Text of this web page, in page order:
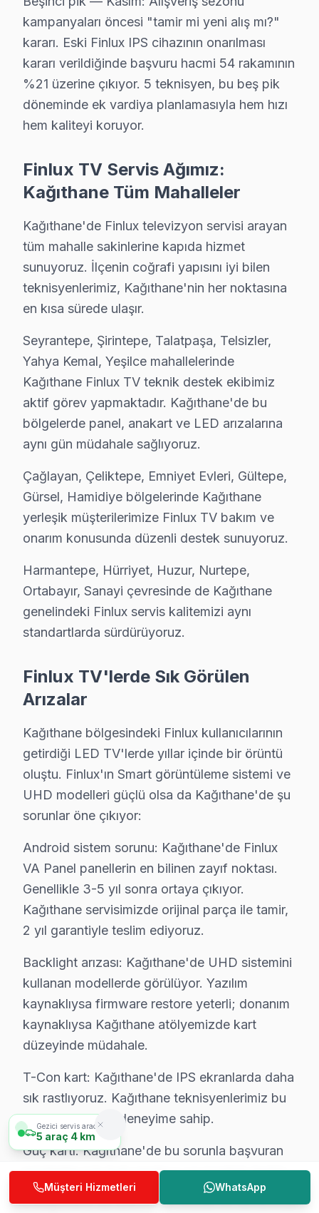
• Kağıthane'den komşu ilçelere hızlı erişim
• Kağıthane'de toplu konut ve site anlaşmaları mevcut
Kağıthane'da Finlux teknik desteği arıyorsanız, aynı
Kağıthane'da Finlux TV Bakım Rehberi –
Finlux televizyon'nizin performansını yıllarca
• Ekran parlaklığını Kağıthane'de ortam ışığına
• Kağıthane'de nem ve soğuk ortamlardan ekran'nizi
• Kağıthane'de orijinal güç kablosu ve adaptör
• Kağıthane'de günlük kullanımda standby yerine
• Uzaktan kumanda pilleri Kağıthane'de 6 ayda bir
Bu önerileri uygulayarak Kağıthane'da Finlux
Şeffaf Fiyatlandırma ve Müşteri Memnuniyeti
Servis sürecinin başından sonuna kadar şeffaf fiyat
Ücretsiz Arıza Tespiti: Kağıthane'de arıza tespiti
Şeffaf Fiyat Teklifi: Hangi bileşenlerin değişeceğini,
Garantili Servis Avantajı: 6 ay-2 yıl garanti ile aynı
Kağıthane Finlux Mevsimsel Servis Verisi
Kağıthane'de Finlux LED TV servis talebinin
Metro ve Otobüs hatları güzergahındaki trafik
Finlux parça tedariki açısından da Kağıthane'ye
Kağıthane Finlux TV Servisi – Sık Sorulan
S: Kağıthane'de sabah aradığımda aynı gün servis
S: Kağıthane'de servis ücreti ödenmesine nasıl karar
C: Kağıthane servisimizde arıza tespiti sonrası,
C: Tamir tamamlandıktan sonra. Belgede yapılan
S: Kağıthane'de tamir sırasında başka sorun
C: Kağıthane müşterisine haber verilerek, ek
S: Kağıthane'de televizyon paneli'yi servis atölyesine
S: Kağıthane'de arıza giderme sonrası problem
C: Kağıthane servisimizde garanti süresi içinde aynı
S: Kağıthane'de Finlux ekran'lerde en sık
C: Kağıthane servisimizde Finlux VIDAA uygulama
C: Kağıthane'de Finlux 4K modeli modelinde VIDAA
S: Kağıthane'de Finlux panel Smart arayüzü
C: Kağıthane servisimize başvurmadan önce şunları
Kağıthane'de Finlux Hizmete Nasıl Ulaşılır?
Kağıthane sakinleri için Finlux televizyon servisi her
Telefon: 0850 811 14 36
• Kağıthane'de WhatsApp üzerinden de destek
• Kağıthane genelinde aynı gün Finlux televizyon
• Kağıthane'ye belirlenen saatte söz konusu model
Kağıthane Yerinde Servis Detayları: Kağıthane'de
kampanyaları öncesi "tamir mi yeni alış mı?"
kararı. Eski Finlux IPS cihazının onarılması
kararı verildiğinde başvuru hacmi 54 rakamının
%21 üzerine çıkıyor. 5 teknisyen, bu beş pik
döneminde ek vardiya planlamasıyla hem hızı
hem kaliteyi koruyor.
Finlux TV Servis Ağımız:
Kağıthane Tüm Mahalleler
Kağıthane'de Finlux televizyon servisi arayan
tüm mahalle sakinlerine kapıda hizmet
sunuyoruz. İlçenin coğrafi yapısını iyi bilen
teknisyenlerimiz, Kağıthane'nin her noktasına
en kısa sürede ulaşır.
Seyrantepe, Şirintepe, Talatpaşa, Telsizler,
Yahya Kemal, Yeşilce mahallelerinde
Kağıthane Finlux TV teknik destek ekibimiz
aktif görev yapmaktadır. Kağıthane'de bu
bölgelerde panel, anakart ve LED arızalarına
aynı gün müdahale sağlıyoruz.
Çağlayan, Çeliktepe, Emniyet Evleri, Gültepe,
Gürsel, Hamidiye bölgelerinde Kağıthane
yerleşik müşterilerimize Finlux TV bakım ve
onarım konusunda düzenli destek sunuyoruz.
Harmantepe, Hürriyet, Huzur, Nurtepe,
Ortabayır, Sanayi çevresinde de Kağıthane
genelindeki Finlux servis kalitemizi aynı
standartlarda sürdürüyoruz.
Finlux TV'lerde Sık Görülen
Arızalar
Kağıthane bölgesindeki Finlux kullanıcılarının
getirdiği LED TV'lerde yıllar içinde bir örüntü
oluştu. Finlux'ın Smart görüntüleme sistemi ve
UHD modelleri güçlü olsa da Kağıthane'de şu
sorunlar öne çıkıyor:
Android sistem sorunu: Kağıthane'de Finlux
VA Panel panellerin en bilinen zayıf noktası.
Genellikle 3-5 yıl sonra ortaya çıkıyor.
Kağıthane servisimizde orijinal parça ile tamir,
2 yıl garantiyle teslim ediyoruz.
Backlight arızası: Kağıthane'de UHD sistemini
kullanan modellerde görülüyor. Yazılım
kaynaklıysa firmware restore yeterli; donanım
kaynaklıysa Kağıthane atölyemizde kart
düzeyinde müdahale.
T-Con kart: Kağıthane'de IPS ekranlarda daha
sık rastlıyoruz. Kağıthane teknisyenlerimiz bu
arıza tipine özel deneyime sahip.
Güç kartı: Kağıthane'de bu sorunla başvuran
müşteriler için hızlı randevu ve ücretsiz teşhis.
» Kağıthane'de tüm Finlux model ve serilerinde
Gezici servis aracımız
5 araç 4 km
Müşteri Hizmetleri WhatsApp